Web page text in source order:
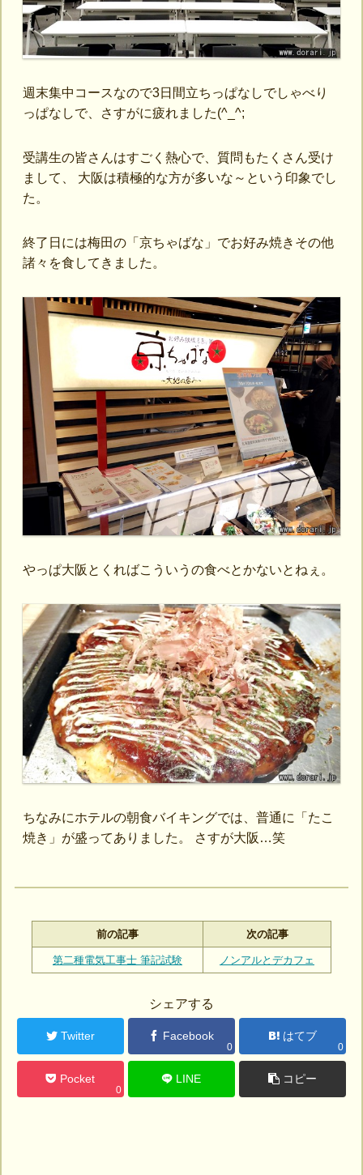
週末集中コースなので3日間立ちっぱなしでしゃべり
っぱなしで、さすがに疲れました(^_^;
受講生の皆さんはすごく熱心で、質問もたくさん受け
まして、 大阪は積極的な方が多いな～という印象でし
た。
終了日には梅田の「京ちゃばな」でお好み焼きその他
諸々を食してきました。
やっぱ大阪とくればこういうの食べとかないとねぇ。
ちなみにホテルの朝食バイキングでは、普通に「たこ
焼き」が盛ってありました。 さすが大阪…笑
前の記事 次の記事
第二種電気工事士 筆記試験 ノンアルとデカフェ
シェアする
Twitter Facebook
0
はてブ
0
Pocket
0
LINE コピー